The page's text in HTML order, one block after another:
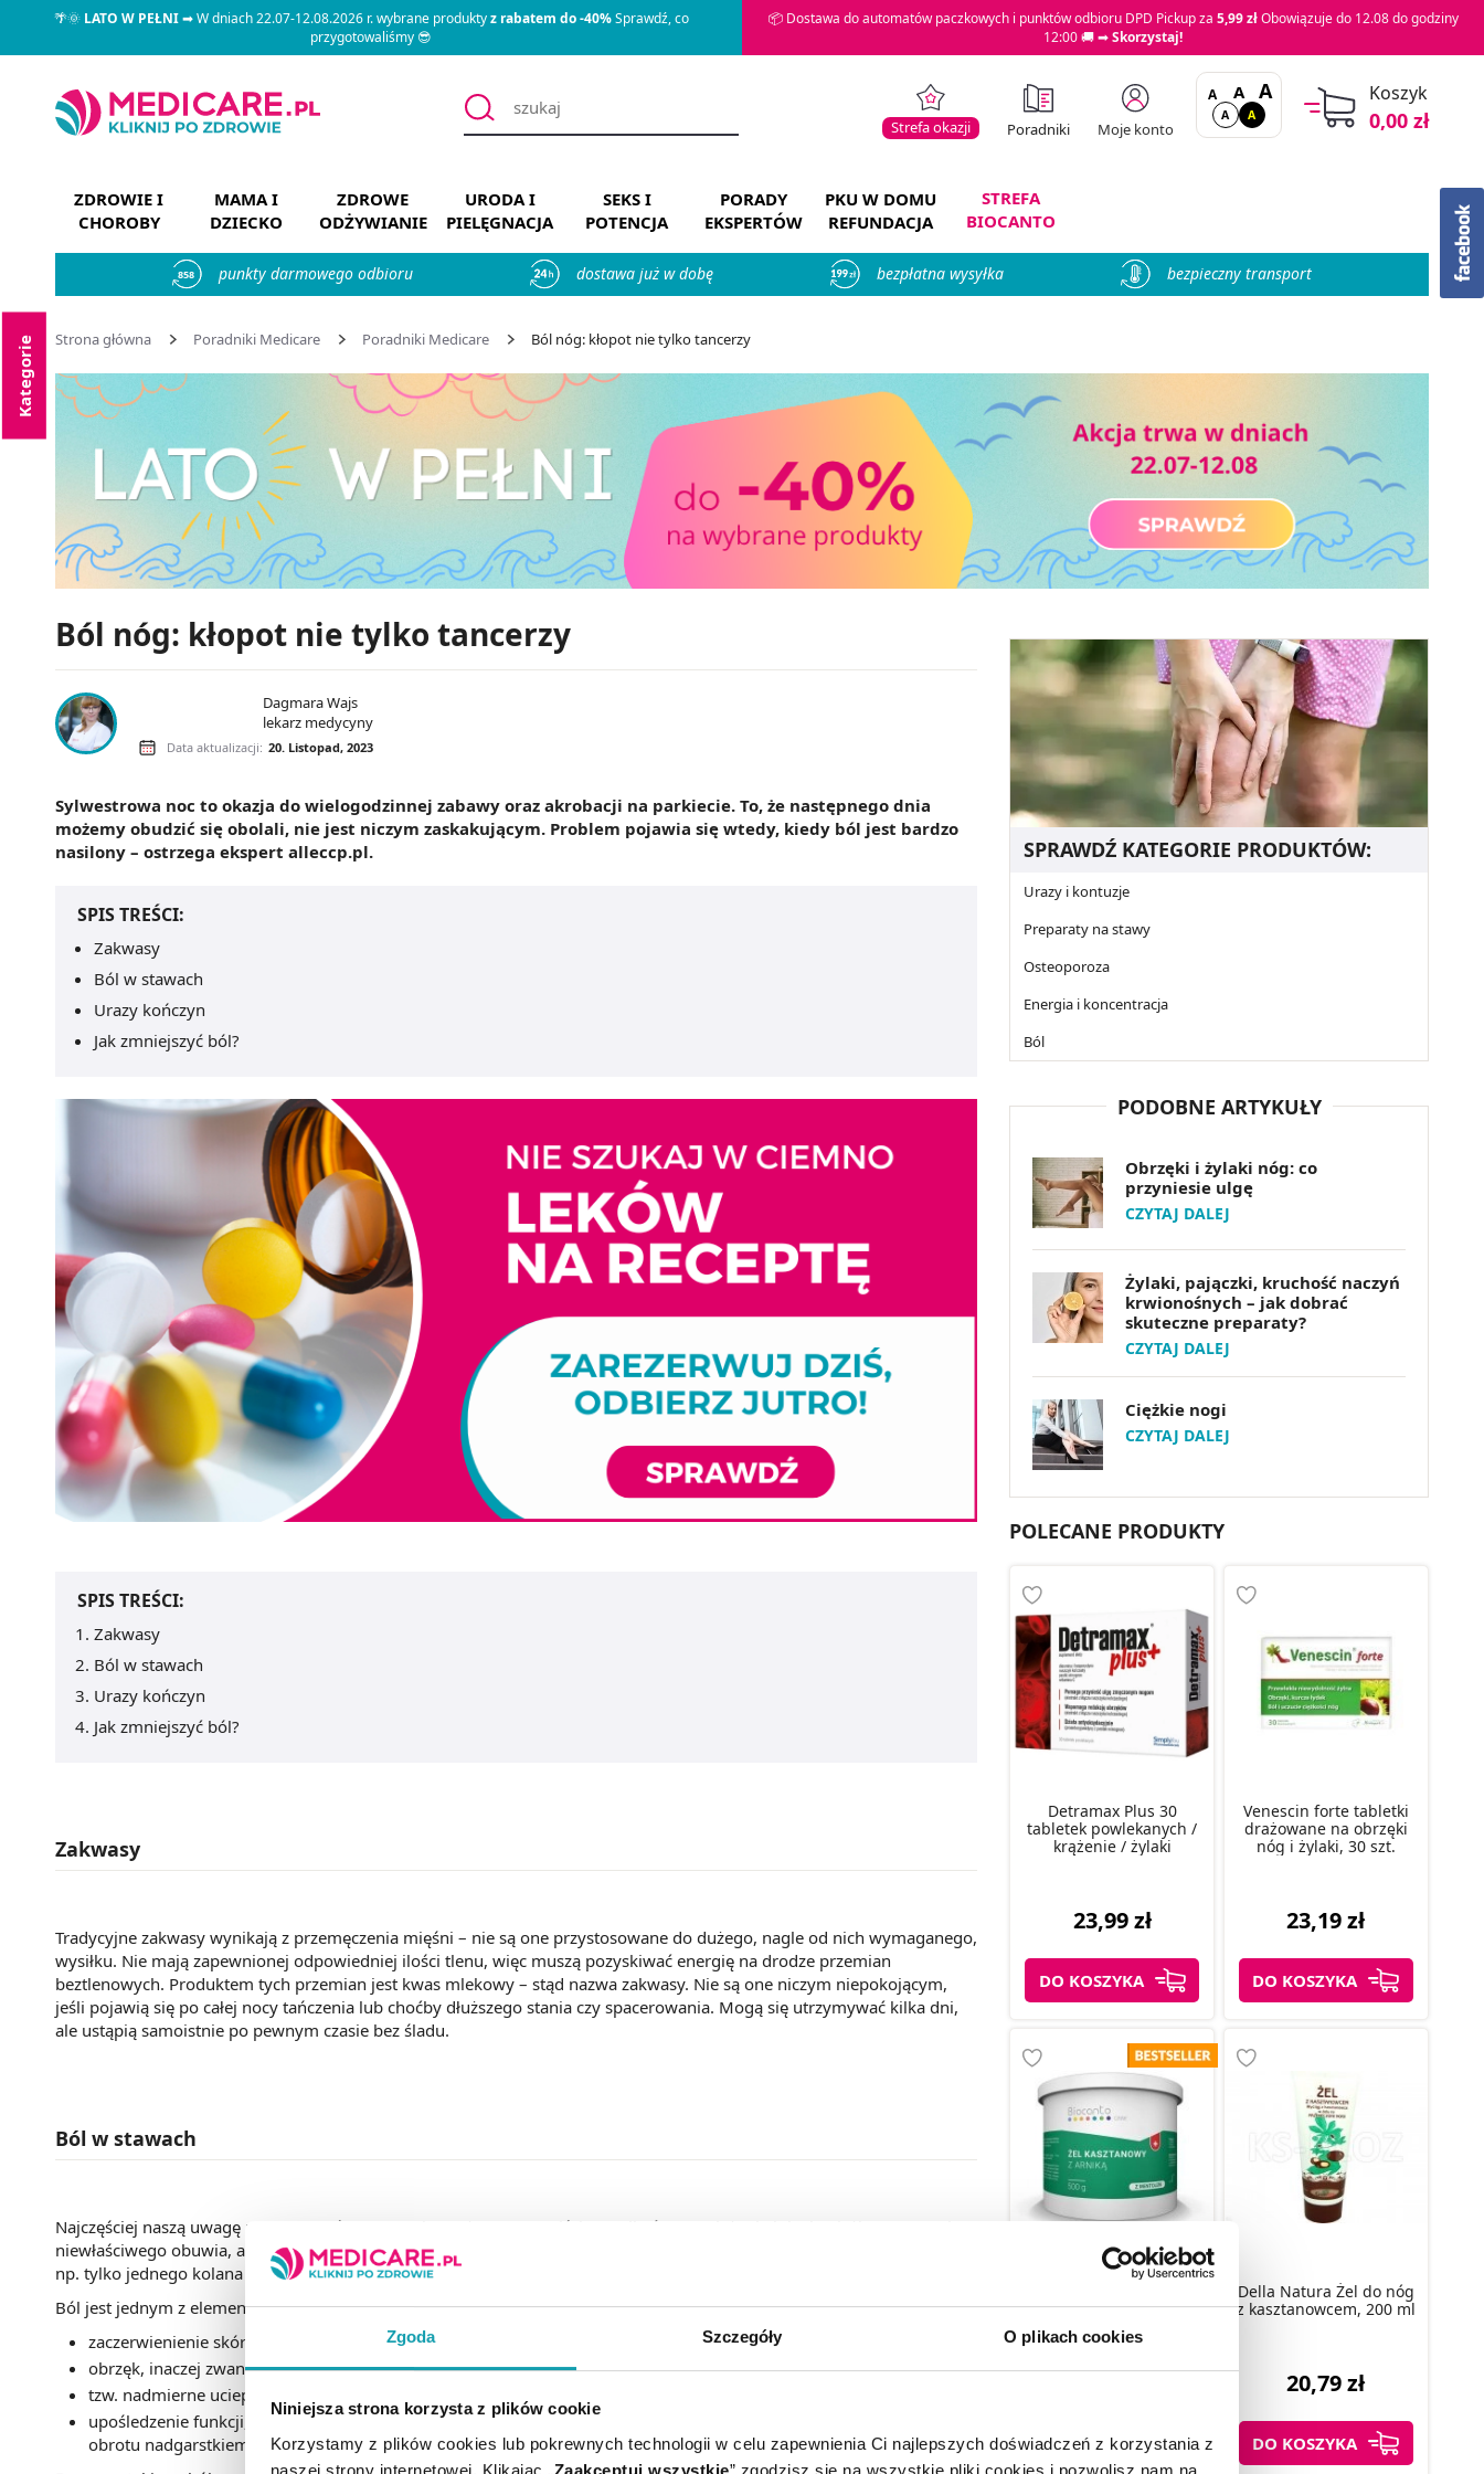
Zgoda Szczegóły O plikach cookies
Niniejsza strona korzysta z plików cookie
Korzystamy z plików cookies lub pokrewnych technologii w celu zapewnienia Ci najlepszych doświadczeń z korzystania z
naszej strony internetowej. Klikając „Zaakceptuj wszystkie” zgodzisz się na wszystkie pliki cookies i pozwolisz nam na
🌴🌞LATO W PEŁNI➡ W dniach 22.07-12.08.2026 r. wybrane produktyz rabatem do -40%Sprawdź, co
przygotowaliśmy 😎
📦 Dostawa do automatów paczkowych i punktów odbioru DPD Pickup za 5,99 złObowiązuje do 12.08 do godziny
12:00 🚚 ➡Skorzystaj!
Strefa okazji Poradniki Moje konto
A A A
A A
Koszyk
0,00 zł
ZDROWIE I
CHOROBY
MAMA I
DZIECKO
ZDROWE
ODŻYWIANIE
URODA I
PIELĘGNACJA
SEKS I
POTENCJA
PORADY
EKSPERTÓW
PKU W DOMU
REFUNDACJA
STREFA
BIOCANTO
858 punkty darmowego odbioru dostawa już w dobę bezpłatna wysyłka bezpieczny transport
Strona główna Poradniki Medicare Poradniki Medicare Ból nóg: kłopot nie tylko tancerzy
Kategorie
Ból nóg: kłopot nie tylko tancerzy
Dagmara Wajs
lekarz medycyny
Data aktualizacji: 20. Listopad, 2023
Sylwestrowa noc to okazja do wielogodzinnej zabawy oraz akrobacji na parkiecie. To, że następnego dnia
możemy obudzić się obolali, nie jest niczym zaskakującym. Problem pojawia się wtedy, kiedy ból jest bardzo
nasilony – ostrzega ekspert alleccp.pl.
SPIS TREŚCI:
Zakwasy
Ból w stawach
Urazy kończyn
Jak zmniejszyć ból?
SPIS TREŚCI:
Zakwasy
Ból w stawach
Urazy kończyn
Jak zmniejszyć ból?
Zakwasy
Tradycyjne zakwasy wynikają z przemęczenia mięśni – nie są one przystosowane do dużego, nagle od nich wymaganego,
wysiłku. Nie mają zapewnionej odpowiedniej ilości tlenu, więc muszą pozyskiwać energię na drodze przemian
beztlenowych. Produktem tych przemian jest kwas mlekowy – stąd nazwa zakwasy. Nie są one niczym niepokojącym,
jeśli pojawią się po całej nocy tańczenia lub choćby dłuższego stania czy spacerowania. Mogą się utrzymywać kilka dni,
ale ustąpią samoistnie po pewnym czasie bez śladu.
Ból w stawach
Najczęściej naszą uwagę przykuwa ból w stawach. Może on oczywiście wynikać z przeciążenia lub chociażby z noszenia
niewłaściwego obuwia, ale jakiekolwiek zmiany stwierdzone w okolicy stawu – zwłaszcza niesymetryczne, czyli dotyczące
np. tylko jednego kolana – powinny wzbudzić naszą czujność.
Ból jest jednym z elementów stanu zapalnego, więc kiedy się pojawi, należy poszukać pozostałych oznak zapalenia. Są to:
zaczerwienienie skóry w okolicy bolącego stawu,
obrzęk, inaczej zwany opuchlizną,
tzw. nadmierne ucieplenie skóry
upośledzenie funkcji, czyli ograniczenie ruchomości w stawie (na przykład brak możliwości wykonania pełnego
obrotu nadgarstkiem, ogromny ból przy wykonywaniu tej czynności)
SPRAWDŹ KATEGORIE PRODUKTÓW:
Urazy i kontuzje
Preparaty na stawy
Osteoporoza
Energia i koncentracja
Ból
PODOBNE ARTYKUŁY
Obrzęki i żylaki nóg: co
przyniesie ulgę
CZYTAJ DALEJ
Żylaki, pajączki, kruchość naczyń
krwionośnych – jak dobrać
skuteczne preparaty?
CZYTAJ DALEJ
Ciężkie nogi
CZYTAJ DALEJ
POLECANE PRODUKTY
Detramax Plus 30
tabletek powlekanych /
krążenie / żylaki
23,99 zł
DO KOSZYKA
Venescin forte tabletki
drażowane na obrzęki
nóg i żylaki, 30 szt.
23,19 zł
DO KOSZYKA
BIOCANTO Żel
g
DO KOSZYKA
Della Natura Żel do nóg
z kasztanowcem, 200 ml
20,79 zł
DO KOSZYKA